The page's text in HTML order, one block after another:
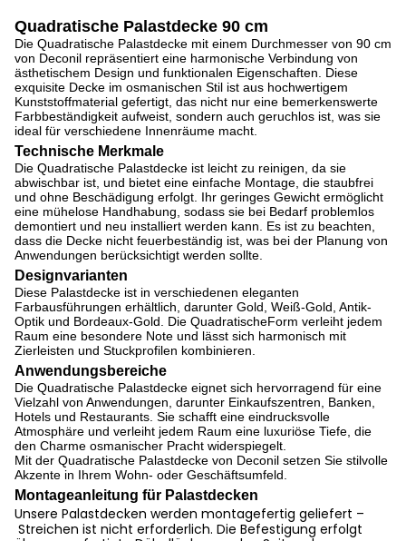
Quadratische Palastdecke 90 cm
Die Quadratische Palastdecke mit einem Durchmesser von 90 cm
von Deconil repräsentiert eine harmonische Verbindung von
ästhetischem Design und funktionalen Eigenschaften. Diese
exquisite Decke im osmanischen Stil ist aus hochwertigem
Kunststoffmaterial gefertigt, das nicht nur eine bemerkenswerte
Farb­beständigkeit aufweist, sondern auch geruchlos ist, was sie
ideal für verschiedene Innenräume macht.
Technische Merkmale
Die Quadratische Palastdecke ist leicht zu reinigen, da sie
abwischbar ist, und bietet eine einfache Montage, die staubfrei
und ohne Beschädigung erfolgt. Ihr geringes Gewicht ermöglicht
eine mühelose Handhabung, sodass sie bei Bedarf problemlos
demontiert und neu installiert werden kann. Es ist zu beachten,
dass die Decke nicht feuerbeständig ist, was bei der Planung von
Anwendungen berücksichtigt werden sollte.
Designvarianten
Diese Palastdecke ist in verschiedenen eleganten
Farbausführungen erhältlich, darunter Gold, Weiß-Gold, Antik-
Optik und Bordeaux-Gold. Die QuadratischeForm verleiht jedem
Raum eine besondere Note und lässt sich harmonisch mit
Zierleisten und Stuckprofilen kombinieren.
Anwendungsbereiche
Die Quadratische Palastdecke eignet sich hervorragend für eine
Vielzahl von Anwendungen, darunter Einkaufszentren, Banken,
Hotels und Restaurants. Sie schafft eine eindrucksvolle
Atmosphäre und verleiht jedem Raum eine luxuriöse Tiefe, die
den Charme osmanischer Pracht widerspiegelt.
Mit der Quadratische Palastdecke von Deconil setzen Sie stilvolle
Akzente in Ihrem Wohn- oder Geschäftsumfeld.
Montageanleitung für Palastdecken
Unsere Palastdecken werden montagefertig geliefert –
Streichen ist nicht erforderlich. Die Befestigung erfolgt